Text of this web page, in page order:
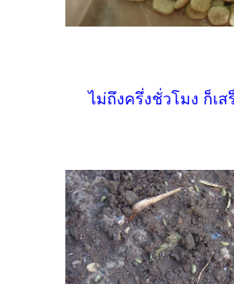
ไม่ถึงครึ่งชั่วโมง ก็เส